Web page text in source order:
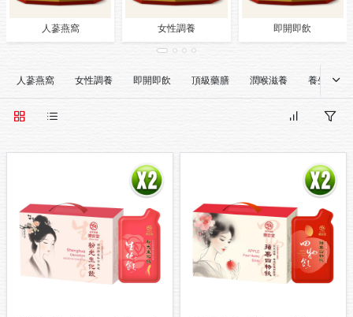
人蔘燕窩 女性調養 即開即飲
人蔘燕窩 女性調養 即開即飲 頂級藥膳 潤喉滋養 養生茶飲